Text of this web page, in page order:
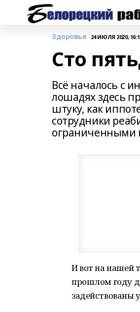
Здоровье 24 ИЮЛЯ 2020,
Сто
Всё началось с
лошадях здесь
штуку, как
сотрудники
ограниченными
И вот на нашей
прошлом году
задействованы